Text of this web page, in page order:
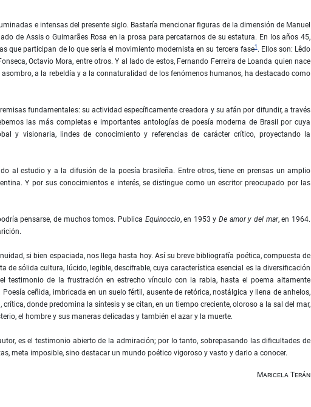
e intensas del presente siglo. Bastaría mencionar figuras de la dimensión de Manuel
de Assis o Guimarães Rosa en la prosa para percatarnos de su estatura. En los años 45,
que participan de lo que sería el movimiento modernista en su tercera fase1. Ellos son: Lêdo
Octavio Mora, entre otros. Y al lado de estos, Fernando Ferreira de Loanda quien nace
a la rebeldía y a la connaturalidad de los fenómenos humanos, ha destacado como
fundamentales: su actividad específicamente creadora y su afán por difundir, a través
las más completas e importantes antologías de poesía moderna de Brasil por cuya
y visionaria, lindes de conocimiento y referencias de carácter crítico, proyectando la
al estudio y a la difusión de la poesía brasileña. Entre otros, tiene en prensas un amplio
Y por sus conocimientos e interés, se distingue como un escritor preocupado por las
pensarse, de muchos tomos. Publica Equinoccio, en 1953 yDe amor y del mar, en 1964.
si bien espaciada, nos llega hasta hoy. Así su breve bibliografía poética, compuesta de
de sólida cultura, lúcido, legible, descifrable, cuya característica esencial es la diversificación
testimonio de la frustración en estrecho vínculo con la rabia, hasta el poema altamente
ceñida, imbricada en un suelo fértil, ausente de retórica, nostálgica y llena de anhelos,
donde predomina la síntesis y se citan, en un tiempo creciente, oloroso a la sal del mar,
el hombre y sus maneras delicadas y también el azar y la muerte.
es el testimonio abierto de la admiración; por lo tanto, sobrepasando las dificultades de
meta imposible, sino destacar un mundo poético vigoroso y vasto y darlo a conocer.
Maricela Terán